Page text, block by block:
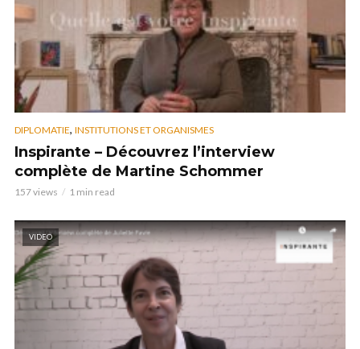
DIPLOMATIE, INSTITUTIONS ET ORGANISMES
Inspirante – Découvrez l’interview
complète de Martine Schommer
157 views 1 min read
VIDEO